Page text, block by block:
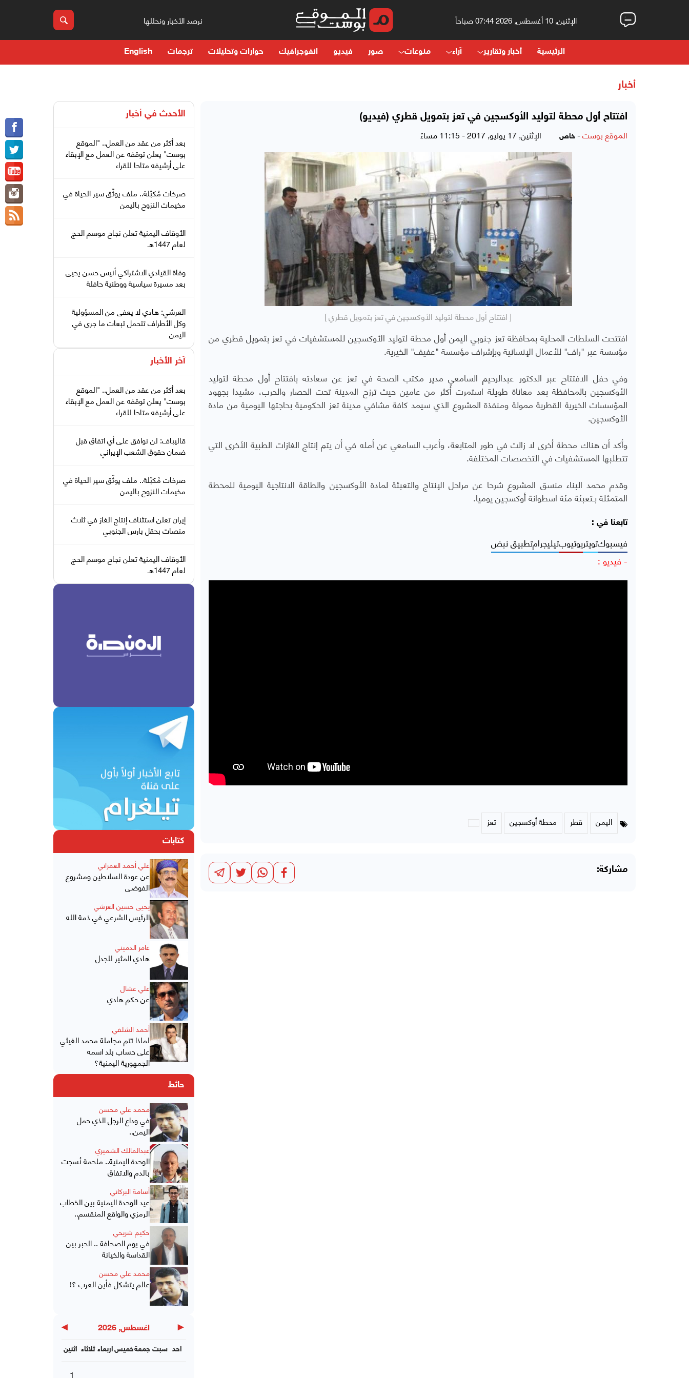
الإثنين, 10 أغسطس, 2026 07:44 صباحاً نرصد الأخبار ونحللها
الرئيسية أخبار وتقارير آراء منوعات صور فيديو انفوجرافيك حوارات وتحليلات ترجمات English
أخبار
افتتاح أول محطة لتوليد الأوكسجين في تعز بتمويل قطري (فيديو)
الموقع بوست- خاص الإثنين, 17 يوليو, 2017 - 11:15 مساءً
[ افتتاح أول محطة لتوليد الأوكسجين في تعز بتمويل قطري ]
افتتحت السلطات المحلية بمحافظة تعز جنوبي اليمن أول محطة لتوليد الأوكسجين للمستشفيات في تعز بتمويل قطري من
مؤسسة عبر "راف" للأعمال الإنسانية وبإشراف مؤسسة "عفيف" الخيرية.
وفي حفل الافتتاح عبر الدكتور عبدالرحيم السامعي مدير مكتب الصحة في تعز عن سعادته بافتتاح أول محطة لتوليد
الأوكسجين بالمحافظة بعد معاناة طويلة استمرت أكثر من عامين حيث ترزح المدينة تحت الحصار والحرب، مشيدا بجهود
المؤسسات الخيرية القطرية ممولة ومنفذة المشروع الذي سيمد كافة مشافي مدينة تعز الحكومية بحاجتها اليومية من مادة
الأوكسجين.
وأكد أن هناك محطة أخرى لا زالت في طور المتابعة، وأعرب السامعي عن أمله في أن يتم إنتاج الغازات الطبية الأخرى التي
تتطلبها المستشفيات في التخصصات المختلفة.
وقدم محمد البناء منسق المشروع شرحا عن مراحل الإنتاج والتعبئة لمادة الأوكسجين والطاقة الانتاجية اليومية للمحطة
المتمثلة بـتعبئة مئة اسطوانة أوكسجين يوميا.
تابعنا في :
فيسبوكتويتريوتيوبتيليجرامتطبيق نبض
- فيديو :
اليمن قطر محطة أوكسجين تعز
مشاركة:
الأحدث في أخبار
بعد أكثر من عقد من العمل.. "الموقع
بوست" يعلن توقفه عن العمل مع الإبقاء
على أرشيفه متاحا للقراء
صرخات مُكبّلة.. ملف يوثّق سير الحياة في
مخيمات النزوح باليمن
الأوقاف اليمنية تعلن نجاح موسم الحج
لعام 1447هـ
وفاة القيادي الاشتراكي أنيس حسن يحيى
بعد مسيرة سياسية ووطنية حافلة
العرشي: هادي لا يعفى من المسؤولية
وكل الأطراف تتحمل تبعات ما جرى في
اليمن
آخر الأخبار
بعد أكثر من عقد من العمل.. "الموقع
بوست" يعلن توقفه عن العمل مع الإبقاء
على أرشيفه متاحا للقراء
قاليباف: لن نوافق على أي اتفاق قبل
ضمان حقوق الشعب الإيراني
صرخات مُكبّلة.. ملف يوثّق سير الحياة في
مخيمات النزوح باليمن
إيران تعلن استئناف إنتاج الغاز في ثلاث
منصات بحقل بارس الجنوبي
الأوقاف اليمنية تعلن نجاح موسم الحج
لعام 1447هـ
كتابات
علي أحمد العمراني
عن عودة السلاطين ومشروع
الفوضى
يحيى حسين العرشي
الرئيس الشرعي في ذمة الله
عامر الدميني
هادي المثير للجدل
علي عشال
عن حكم هادي
أحمد الشلفي
لماذا تتم مجاملة محمد الغيثي
على حساب بلد اسمه
الجمهورية اليمنية؟
حائط
محمد علي محسن
في وداع الرجل الذي حمل
اليمن..
عبدالمالك الشميري
الوحدة اليمنية.. ملحمة نُسجت
بالدم والاتفاق
أسامة البركاني
عيد الوحدة اليمنية بين الخطاب
الرمزي والواقع المنقسم..
حكيم شريحي
في يوم الصحافة .. الحبر بين
القداسة والخيانة
محمد علي محسن
عالم يتشكل فأين العرب ؟!
◀ اغسطس, 2026 ▶
اثنين ثلاثاء اربعاءخميسجمعة سبت احد
1